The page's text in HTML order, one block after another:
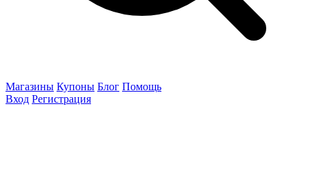
Магазины Купоны Блог Помощь
Вход Регистрация